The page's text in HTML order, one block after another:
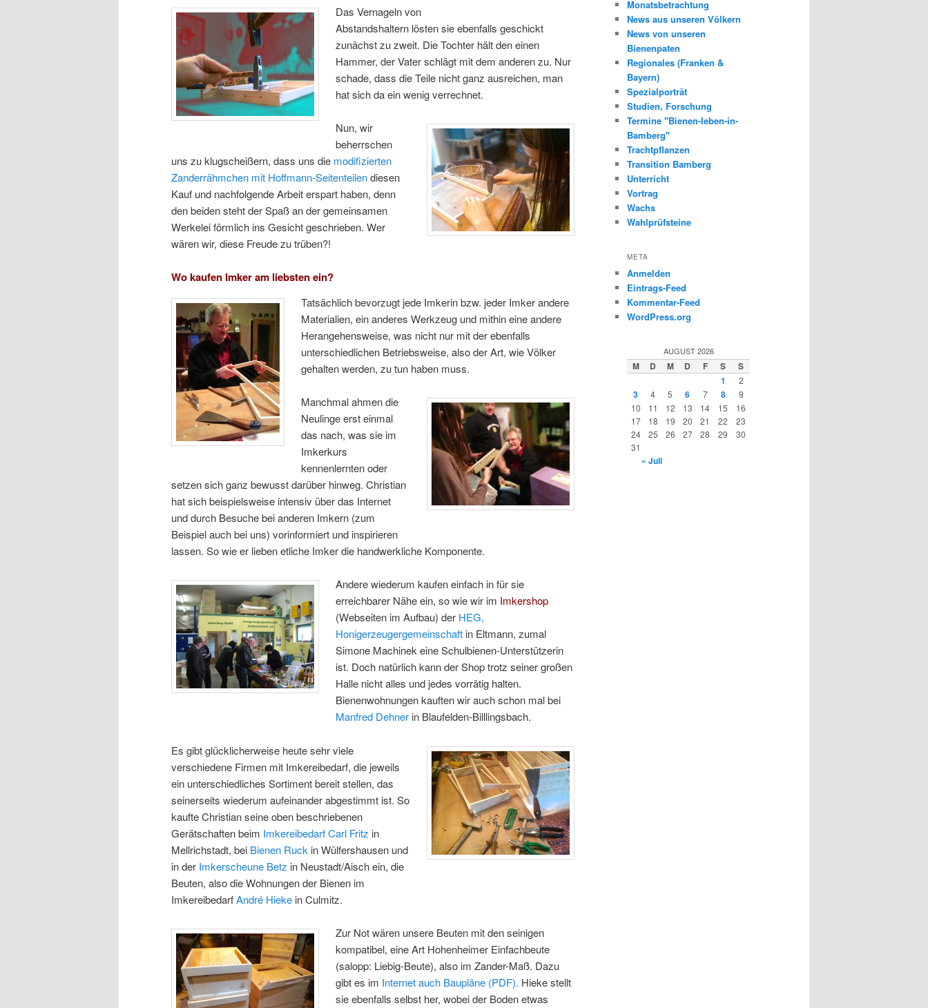
Das Vernageln von
Abstandshaltern lösten sie ebenfalls geschickt
zunächst zu zweit. Die Tochter hält den einen
Hammer, der Vater schlägt mit dem anderen zu. Nur
schade, dass die Teile nicht ganz ausreichen, man
hat sich da ein wenig verrechnet.
Nun, wir
beherrschen
uns zu klugscheißern, dass uns die modifizierten
Zanderrähmchen mit Hoffmann-Seitenteilendiesen
Kauf und nachfolgende Arbeit erspart haben, denn
den beiden steht der Spaß an der gemeinsamen
Werkelei förmlich ins Gesicht geschrieben. Wer
wären wir, diese Freude zu trüben?!
Wo kaufen Imker am liebsten ein?
Tatsächlich bevorzugt jede Imkerin bzw. jeder Imker andere
Materialien, ein anderes Werkzeug und mithin eine andere
Herangehensweise, was nicht nur mit der ebenfalls
unterschiedlichen Betriebsweise, also der Art, wie Völker
gehalten werden, zu tun haben muss.
Manchmal ahmen die
Neulinge erst einmal
das nach, was sie im
Imkerkurs
kennenlernten oder
setzen sich ganz bewusst darüber hinweg. Christian
hat sich beispielsweise intensiv über das Internet
und durch Besuche bei anderen Imkern (zum
Beispiel auch bei uns) vorinformiert und inspirieren
lassen. So wie er lieben etliche Imker die handwerkliche Komponente.
Andere wiederum kaufen einfach in für sie
erreichbarer Nähe ein, so wie wir im Imkershop
(Webseiten im Aufbau) der HEG,
Honigerzeugergemeinschaft in Eltmann, zumal
Simone Machinek eine Schulbienen-Unterstützerin
ist. Doch natürlich kann der Shop trotz seiner großen
Halle nicht alles und jedes vorrätig halten.
Bienenwohnungen kauften wir auch schon mal bei
Manfred Dehner in Blaufelden-Billlingsbach.
Es gibt glücklicherweise heute sehr viele
verschiedene Firmen mit Imkereibedarf, die jeweils
ein unterschiedliches Sortiment bereit stellen, das
seinerseits wiederum aufeinander abgestimmt ist. So
kaufte Christian seine oben beschriebenen
Gerätschaften beim Imkereibedarf Carl Fritz in
Mellrichstadt, bei Bienen Ruck in Wülfershausen und
in der Imkerscheune Betz in Neustadt/Aisch ein, die
Beuten, also die Wohnungen der Bienen im
ImkereibedarfAndré Hieke in Culmitz.
Zur Not wären unsere Beuten mit den seinigen
kompatibel, eine Art Hohenheimer Einfachbeute
(salopp: Liebig-Beute), also im Zander-Maß. Dazu
gibt es im Internet auch Baupläne (PDF). Hieke stellt
sie ebenfalls selbst her, wobei der Boden etwas
Monatsbetrachtung
News aus unseren Völkern
News von unseren
Bienenpaten
Regionales (Franken &
Bayern)
Spezialporträt
Studien, Forschung
Termine "Bienen-leben-in-
Bamberg"
Trachtpflanzen
Transition Bamberg
Unterricht
Vortrag
Wachs
Wahlprüfsteine
META
Anmelden
Eintrags-Feed
Kommentar-Feed
WordPress.org
AUGUST 2026
M D M D F S
S
1
2
3 4 5 6 7 8
9
10
11 12 13 14 15
16
17
18 19 20 21 22
23
24
25 26 27 28 29
30
31
« Juli